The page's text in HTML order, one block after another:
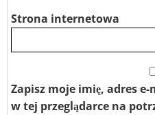
Strona internetowa
Zapisz moje imię, adres
w tej przeglądarce na